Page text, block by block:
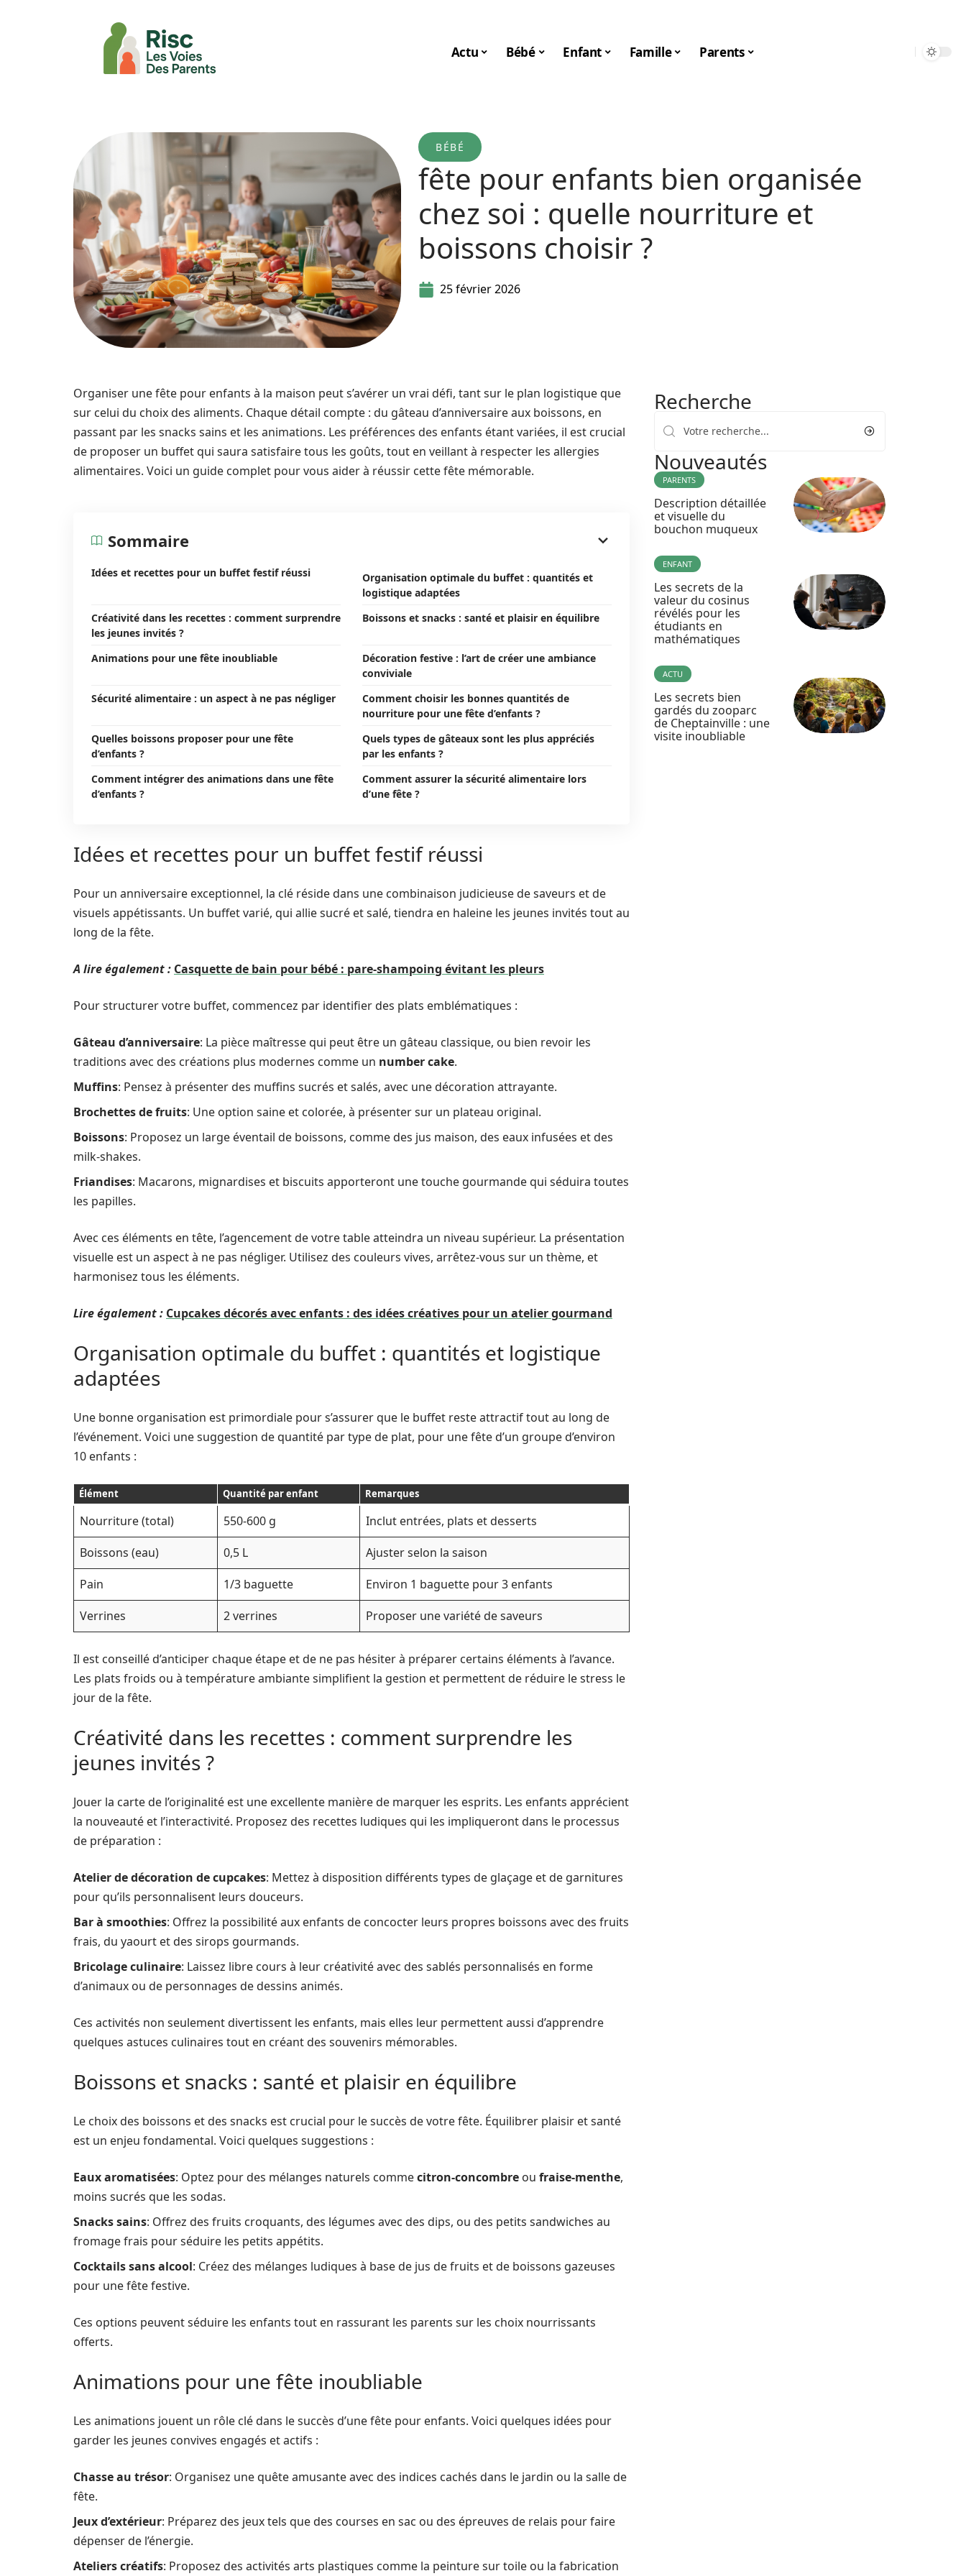
Actu Bébé Enfant Famille Parents
BÉBÉ
fête pour enfants bien organisée
chez soi : quelle nourriture et
boissons choisir ?
25 février 2026
Organiser une fête pour enfants à la maison peut s’avérer un vrai défi, tant sur le plan logistique que
sur celui du choix des aliments. Chaque détail compte : du gâteau d’anniversaire aux boissons, en
passant par les snacks sains et les animations. Les préférences des enfants étant variées, il est crucial
de proposer un buffet qui saura satisfaire tous les goûts, tout en veillant à respecter les allergies
alimentaires. Voici un guide complet pour vous aider à réussir cette fête mémorable.
Sommaire
Idées et recettes pour un buffet festif réussi
Organisation optimale du buffet : quantités et
logistique adaptées
Créativité dans les recettes : comment surprendre
les jeunes invités ?
Boissons et snacks : santé et plaisir en équilibre
Animations pour une fête inoubliable
Décoration festive : l’art de créer une ambiance
conviviale
Sécurité alimentaire : un aspect à ne pas négliger
Comment choisir les bonnes quantités de
nourriture pour une fête d’enfants ?
Quelles boissons proposer pour une fête
d’enfants ?
Quels types de gâteaux sont les plus appréciés
par les enfants ?
Comment intégrer des animations dans une fête
d’enfants ?
Comment assurer la sécurité alimentaire lors
d’une fête ?
Idées et recettes pour un buffet festif réussi
Pour un anniversaire exceptionnel, la clé réside dans une combinaison judicieuse de saveurs et de
visuels appétissants. Un buffet varié, qui allie sucré et salé, tiendra en haleine les jeunes invités tout au
long de la fête.
A lire également : Casquette de bain pour bébé : pare-shampoing évitant les pleurs
Pour structurer votre buffet, commencez par identifier des plats emblématiques :
Gâteau d’anniversaire: La pièce maîtresse qui peut être un gâteau classique, ou bien revoir les
traditions avec des créations plus modernes comme un number cake.
Muffins: Pensez à présenter des muffins sucrés et salés, avec une décoration attrayante.
Brochettes de fruits: Une option saine et colorée, à présenter sur un plateau original.
Boissons: Proposez un large éventail de boissons, comme des jus maison, des eaux infusées et des
milk-shakes.
Friandises: Macarons, mignardises et biscuits apporteront une touche gourmande qui séduira toutes
les papilles.
Avec ces éléments en tête, l’agencement de votre table atteindra un niveau supérieur. La présentation
visuelle est un aspect à ne pas négliger. Utilisez des couleurs vives, arrêtez-vous sur un thème, et
harmonisez tous les éléments.
Lire également : Cupcakes décorés avec enfants : des idées créatives pour un atelier gourmand
Organisation optimale du buffet : quantités et logistique
adaptées
Une bonne organisation est primordiale pour s’assurer que le buffet reste attractif tout au long de
l’événement. Voici une suggestion de quantité par type de plat, pour une fête d’un groupe d’environ
10 enfants :
Élément Quantité par enfant Remarques
Nourriture (total) 550-600 g
Inclut entrées, plats et desserts
Boissons (eau)
0,5 L
Ajuster selon la saison
Pain
1/3 baguette
Environ 1 baguette pour 3 enfants
Verrines
2 verrines Proposer une variété de saveurs
Il est conseillé d’anticiper chaque étape et de ne pas hésiter à préparer certains éléments à l’avance.
Les plats froids ou à température ambiante simplifient la gestion et permettent de réduire le stress le
jour de la fête.
Créativité dans les recettes : comment surprendre les
jeunes invités ?
Jouer la carte de l’originalité est une excellente manière de marquer les esprits. Les enfants apprécient
la nouveauté et l’interactivité. Proposez des recettes ludiques qui les impliqueront dans le processus
de préparation :
Atelier de décoration de cupcakes: Mettez à disposition différents types de glaçage et de garnitures
pour qu’ils personnalisent leurs douceurs.
Bar à smoothies: Offrez la possibilité aux enfants de concocter leurs propres boissons avec des fruits
frais, du yaourt et des sirops gourmands.
Bricolage culinaire: Laissez libre cours à leur créativité avec des sablés personnalisés en forme
d’animaux ou de personnages de dessins animés.
Ces activités non seulement divertissent les enfants, mais elles leur permettent aussi d’apprendre
quelques astuces culinaires tout en créant des souvenirs mémorables.
Boissons et snacks : santé et plaisir en équilibre
Le choix des boissons et des snacks est crucial pour le succès de votre fête. Équilibrer plaisir et santé
est un enjeu fondamental. Voici quelques suggestions :
Eaux aromatisées: Optez pour des mélanges naturels commecitron-concombre ou fraise-menthe,
moins sucrés que les sodas.
Snacks sains: Offrez des fruits croquants, des légumes avec des dips, ou des petits sandwiches au
fromage frais pour séduire les petits appétits.
Cocktails sans alcool: Créez des mélanges ludiques à base de jus de fruits et de boissons gazeuses
pour une fête festive.
Ces options peuvent séduire les enfants tout en rassurant les parents sur les choix nourrissants
offerts.
Animations pour une fête inoubliable
Les animations jouent un rôle clé dans le succès d’une fête pour enfants. Voici quelques idées pour
garder les jeunes convives engagés et actifs :
Chasse au trésor: Organisez une quête amusante avec des indices cachés dans le jardin ou la salle de
fête.
Jeux d’extérieur: Préparez des jeux tels que des courses en sac ou des épreuves de relais pour faire
dépenser de l’énergie.
Ateliers créatifs: Proposez des activités arts plastiques comme la peinture sur toile ou la fabrication
Recherche
Nouveautés
PARENTS
Description détaillée
et visuelle du
bouchon muqueux
ENFANT
Les secrets de la
valeur du cosinus
révélés pour les
étudiants en
mathématiques
ACTU
Les secrets bien
gardés du zooparc
de Cheptainville : une
visite inoubliable